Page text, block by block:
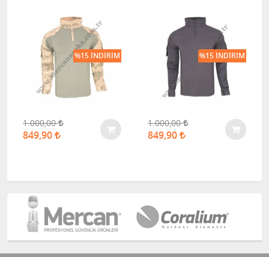
1.000,00
849,90
%15 İNDIRIM
1.000,00
849,90
%15 İNDIRIM